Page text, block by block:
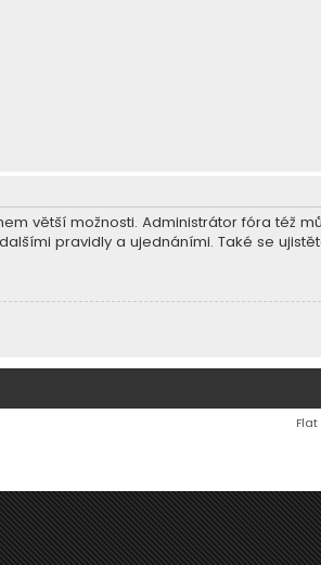
větší možnosti. Administrátor fóra též
pravidly a ujednáními. Také se